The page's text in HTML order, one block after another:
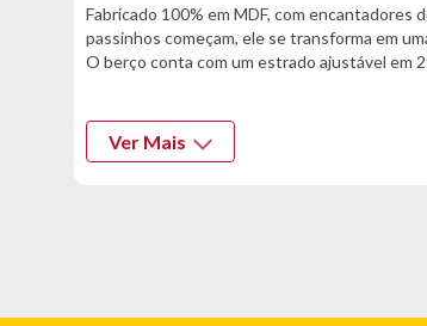
Fabricado 100% em MDF, com
passinhos começam, ele se transforma em
O berço conta com um estrado ajustável em
Informações:
Ver Mais